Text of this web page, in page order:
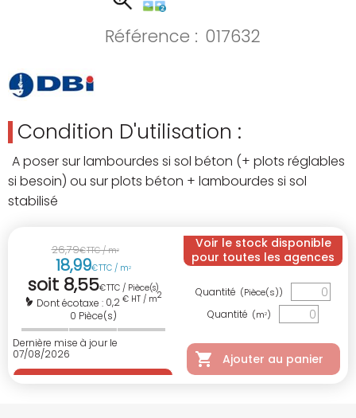
Référence : 017632
Condition D'utilisation :
A poser sur lambourdes si sol béton (+ plots réglables
si besoin) ou sur plots béton + lambourdes si sol
stabilisé
26,79€TTC / m2
18,99€TTC / m2
soit 8,55€TTC / Pièce(s)
Dont écotaxe : 0,2 € HT / m2
0 Pièce(s)
Dernière mise à jour le
07/08/2026
Voir le stock disponible
pour toutes les agences
Quantité (Pièce(s))
Quantité (m2)
Ajouter au panier